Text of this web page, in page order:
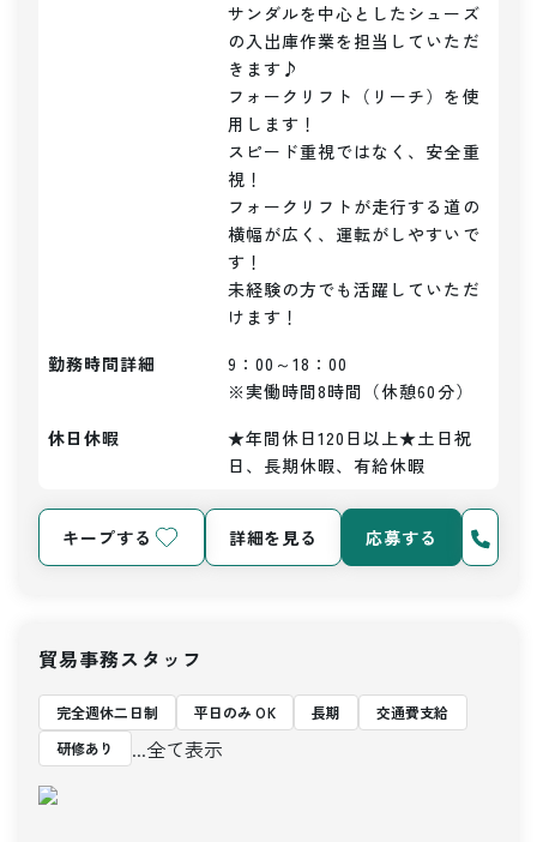
サンダルを中心としたシューズ
の入出庫作業を担当していただ
きます♪
フォークリフト（リーチ）を使
用します！
スピード重視ではなく、安全重
視！
フォークリフトが走行する道の
横幅が広く、運転がしやすいで
す！
未経験の方でも活躍していただ
けます！
勤務時間詳細
9：00～18：00
※実働時間8時間（休憩60分）
休日休暇
★年間休日120日以上★土日祝
日、長期休暇、有給休暇
キープする 詳細を見る 応募する
貿易事務スタッフ
完全週休二日制 平日のみ OK 長期
交通費支給
研修あり
...全て表示